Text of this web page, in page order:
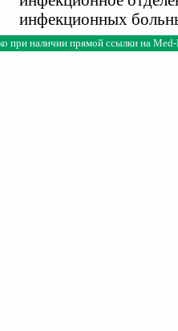
инфекционных
при наличии прямой ссылки на